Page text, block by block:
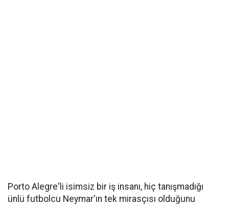
Porto Alegre'li isimsiz bir iş insanı, hiç tanışmadığı
ünlü futbolcu Neymar'ın tek mirasçısı olduğunu